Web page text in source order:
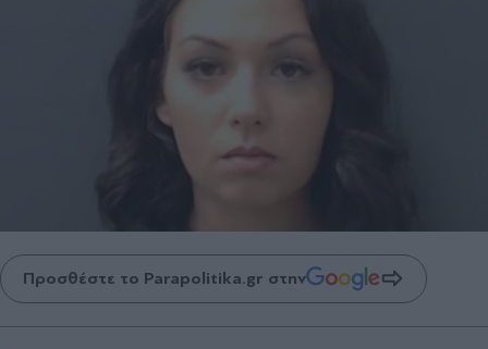
Προσθέστε το Parapolitika.gr στην